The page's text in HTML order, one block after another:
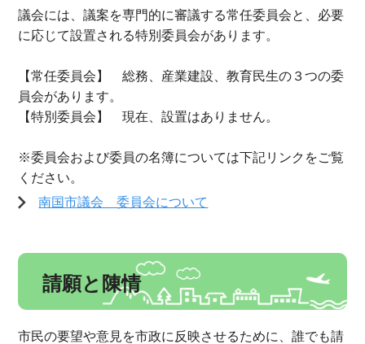
議会には、議案を専門的に審議する常任委員会と、必要
に応じて設置される特別委員会があります。
【常任委員会】 総務、産業建設、教育民生の３つの委
員会があります。
【特別委員会】 現在、設置はありません。
※委員会および委員の名簿については下記リンクをご覧
ください。
南国市議会 委員会について
請願と陳情
市民の要望や意見を市政に反映させるために、誰でも請